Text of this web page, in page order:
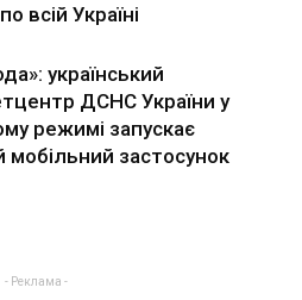
всій Україні
український
ДСНС України у
режимі запускає
мобільний застосунок
- Реклама -